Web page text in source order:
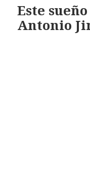
Este
Antonio